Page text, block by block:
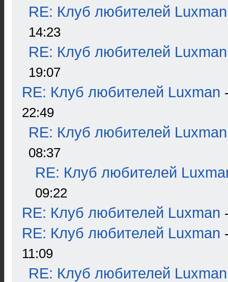
RE: Клуб любителей Luxman
14:23
RE: Клуб любителей Luxman
19:07
RE: Клуб любителей Luxman
22:49
RE: Клуб любителей Luxman
08:37
RE: Клуб любителей
09:22
RE: Клуб любителей Luxman
RE: Клуб любителей Luxman
11:09
RE: Клуб любителей Luxman